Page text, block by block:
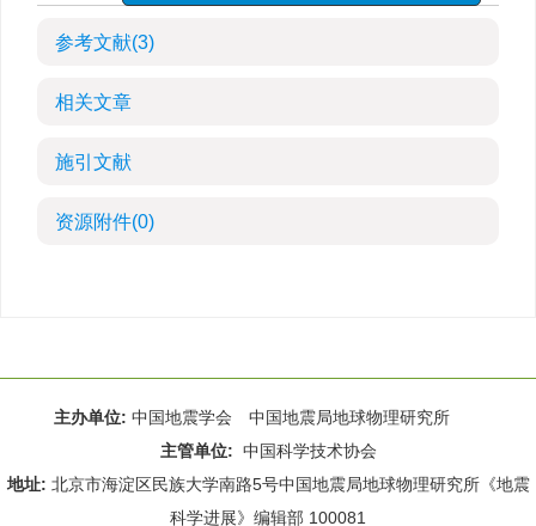
参考文献(3)
相关文章
施引文献
资源附件(0)
主办单位: 中国地震学会 中国地震局地球物理研究所
主管单位: 中国科学技术协会
地址: 北京市海淀区民族大学南路5号中国地震局地球物理研究所《地震
科学进展》编辑部 100081